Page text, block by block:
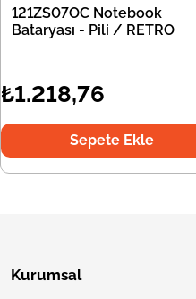
121ZS07OC Notebook
Bataryası - Pili / RETRO
₺1.218,76
Sepete Ekle
Kurumsal